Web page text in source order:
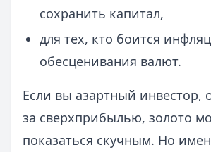
сохранить капитал,
для тех, кто боится
обесценивания валют.
Если вы азартный инвестор,
за сверхприбылью, золото
показаться скучным. Но